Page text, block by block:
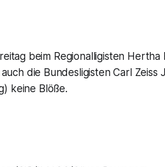
beim Regionalligisten Hertha
die Bundesligisten Carl Zeiss
keine Blöße.